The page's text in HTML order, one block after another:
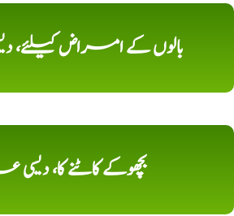
بالوں کے امراض کیلئے،
بچھوکے کاٹنے کا، دیسی